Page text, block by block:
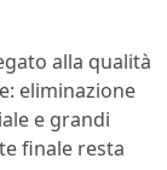
alla qualità
eliminazione
e grandi
finale resta